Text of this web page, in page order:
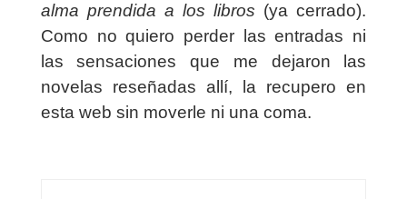
alma prendida a los libros (ya cerrado).
Como no quiero perder las entradas ni
las sensaciones que me dejaron las
novelas reseñadas allí, la recupero en
esta web sin moverle ni una coma.